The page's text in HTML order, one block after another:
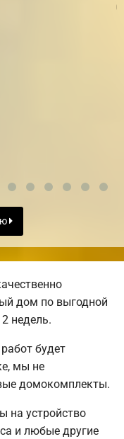
дом по выгодной
недель.
будет
мы не
домокомплекты.
на устройство
и любые другие